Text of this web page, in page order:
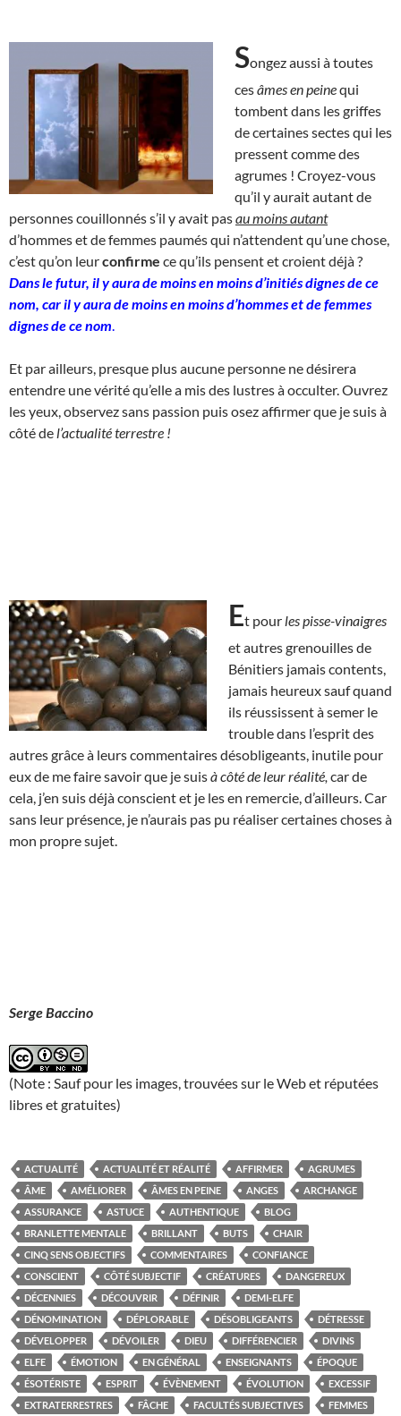
Songez aussi à toutes
cesâmes en peinequi
tombent dans les griffes
de certaines sectes qui les
pressent comme des
agrumes ! Croyez-vous
qu’il y aurait autant de
personnes couillonnés s’il y avait pasau moins autant
d’hommes et de femmes paumés qui n’attendent qu’une chose,
c’est qu’on leurconfirme ce qu’ils pensent et croient déjà ?
Dans le futur, il y aura de moins en moins d’initiés dignes de ce
nom, car il y aura de moins en moins d’hommes et de femmes
dignes de ce nom
Et par ailleurs, presque plus aucune personne ne désirera
entendre une vérité qu’elle a mis des lustres à occulter. Ouvrez
les yeux, observez sans passion puis osez affirmer que je suis à
côté de l’actualité terrestre !
Et pour les pisse-vinaigres
et autres grenouilles de
Bénitiers jamais contents,
jamais heureux sauf quand
ils réussissent à semer le
trouble dans l’esprit des
autres grâce à leurs commentaires désobligeants, inutile pour
eux de me faire savoir que je suisà côté de leur réalité, car de
cela, j’en suis déjà conscient et je les en remercie, d’ailleurs. Car
sans leur présence, je n’aurais pas pu réaliser certaines choses à
mon propre sujet.
Serge Baccino
(Note : Sauf pour les images, trouvées sur le Web et réputées
libres et gratuites)
ACTUALITÉ ACTUALITÉ ET RÉALITÉ AFFIRMER
AGRUMES
ÂME
AMÉLIORER ÂMES EN PEINE ANGES
ARCHANGE
ASSURANCE
ASTUCE AUTHENTIQUE
BLOG
BRANLETTE MENTALE
BRILLANT BUTS
CHAIR
CINQ SENS OBJECTIFS
COMMENTAIRES
CONFIANCE
CONSCIENT
CÔTÉ SUBJECTIF CRÉATURES
DANGEREUX
DÉCENNIES
DÉCOUVRIR DÉFINIR
DEMI-ELFE
DÉNOMINATION
DÉPLORABLE DÉSOBLIGEANTS
DÉTRESSE
DÉVELOPPER
DÉVOILER DIEU DIFFÉRENCIER
DIVINS
ELFE
ÉMOTION EN GÉNÉRAL ENSEIGNANTS
ÉPOQUE
ÉSOTÉRISTE
ESPRIT ÉVÈNEMENT ÉVOLUTION
EXCESSIF
EXTRATERRESTRES
FÂCHE FACULTÉS SUBJECTIVES FEMMES